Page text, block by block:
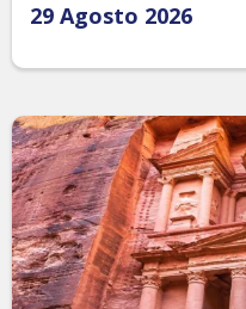
29 Agosto 2026